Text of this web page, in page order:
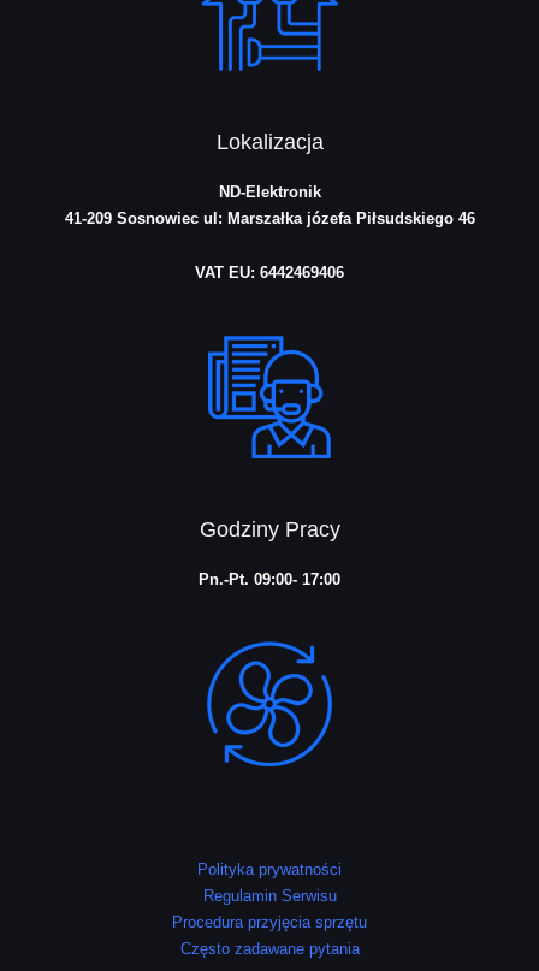
Lokalizacja
ND-Elektronik
41-209 Sosnowiec ul: Marszałka józefa Piłsudskiego 46
VAT EU: 6442469406
Godziny Pracy
Pn.-Pt. 09:00- 17:00
Polityka prywatności
Regulamin Serwisu
Procedura przyjęcia sprzętu
Często zadawane pytania